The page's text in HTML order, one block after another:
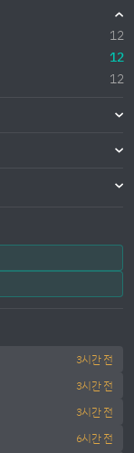
12
12
12
3시간 전
3시간 전
3시간 전
6시간 전